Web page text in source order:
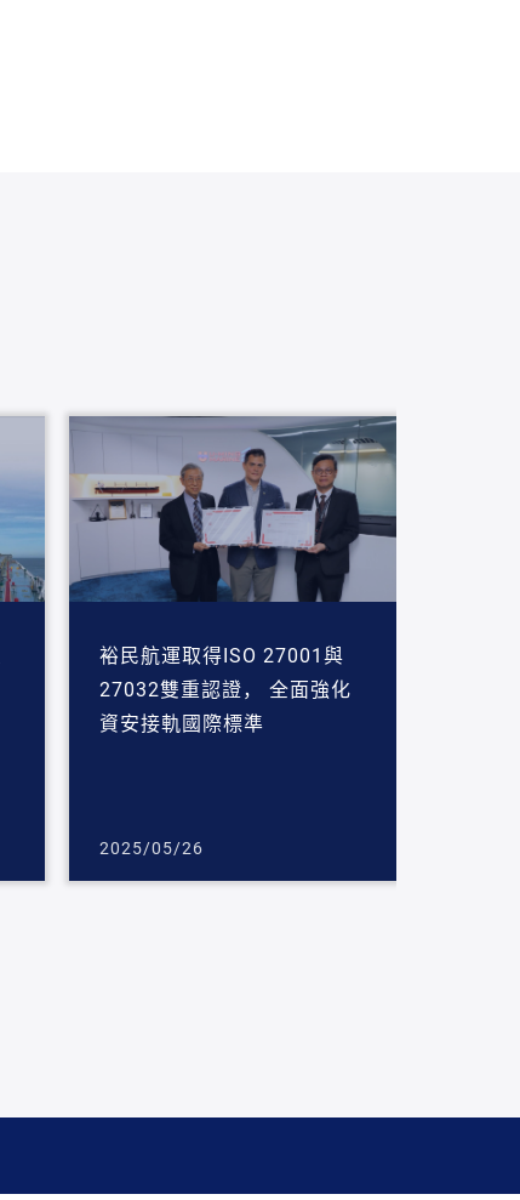
裕民航運取得ISO 27001與
27032雙重認證， 全面強化
資安接軌國際標準
2025/05/26